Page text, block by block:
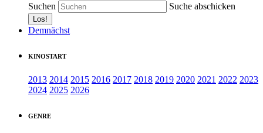
Suchen Suche abschicken
Demnächst
KINOSTART
2013 2014 2015 2016 2017 2018 2019 2020 2021 2022 2023
2024 2025 2026
GENRE